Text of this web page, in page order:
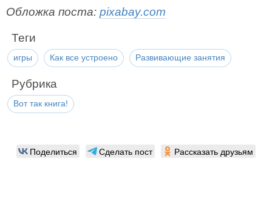
Обложка поста: pixabay.com
Теги
игры Как все устроено Развивающие занятия
Рубрика
Вот так книга!
Поделиться Сделать пост Рассказать друзьям